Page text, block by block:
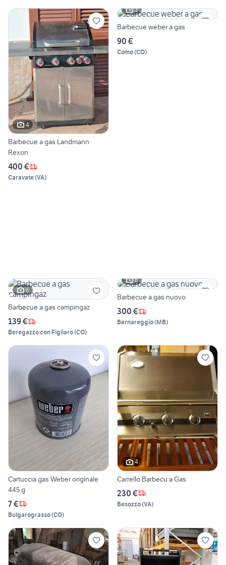
4
Barbecue a gas Landmann
Rexon
400 €
Caravate(VA)
3
Barbecue weber a gas
90 €
Como(CO)
6
Barbecue a gas campingaz
139 €
Beregazzo con Figliaro(CO)
6
Barbecue a gas nuovo
300 €
Bernareggio(MB)
Cartuccia gas Weber originale
445 g
7 €
Bulgarograsso(CO)
4
Carrello Barbecu a Gas
230 €
Besozzo(VA)